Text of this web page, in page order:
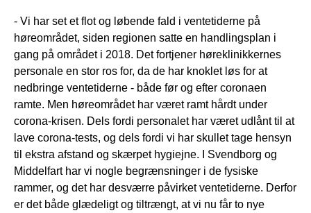
- Vi har set et flot og løbende fald i ventetiderne på
høreområdet, siden regionen satte en handlingsplan i
gang på området i 2018. Det fortjener høreklinikkernes
personale en stor ros for, da de har knoklet løs for at
nedbringe ventetiderne - både før og efter coronaen
ramte. Men høreområdet har været ramt hårdt under
corona-krisen. Dels fordi personalet har været udlånt til at
lave corona-tests, og dels fordi vi har skullet tage hensyn
til ekstra afstand og skærpet hygiejne. I Svendborg og
Middelfart har vi nogle begrænsninger i de fysiske
rammer, og det har desværre påvirket ventetiderne. Derfor
er det både glædeligt og tiltrængt, at vi nu får to nye